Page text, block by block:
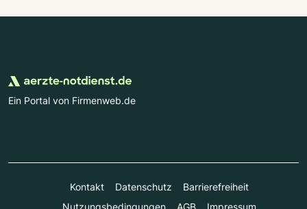
Ein Portal von Firmenweb.de
Kontakt Datenschutz
Barrierefreiheit
Nutzungsbedingungen
AGB Impressum